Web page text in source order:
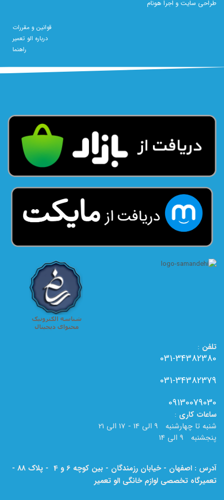
طراحی سایت و اجرا هونام
قوانین و مقررات
درباره الو تعمیر
راهنما
تلفن :
031-34382380
031-34382379
09130079030
ساعات کاری :
شنبه تا چهارشنبه 9 الی 14 - 17 الی 21
پنجشنبه 9 الی 14
آدرس : اصفهان - خیابان رزمندگان - بین کوچه 6 و 4 - پلاک 88 -
تعمیرگاه تخصصی لوازم خانگی الو تعمیر